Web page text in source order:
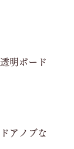
明ボード
アノブな